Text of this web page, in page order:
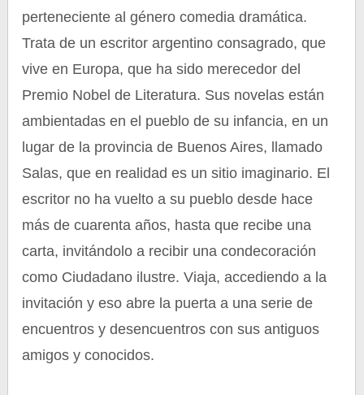
perteneciente al género comedia dramática.
Trata de un escritor argentino consagrado, que
vive en Europa, que ha sido merecedor del
Premio Nobel de Literatura. Sus novelas están
ambientadas en el pueblo de su infancia, en un
lugar de la provincia de Buenos Aires, llamado
Salas, que en realidad es un sitio imaginario. El
escritor no ha vuelto a su pueblo desde hace
más de cuarenta años, hasta que recibe una
carta, invitándolo a recibir una condecoración
como Ciudadano ilustre. Viaja, accediendo a la
invitación y eso abre la puerta a una serie de
encuentros y desencuentros con sus antiguos
amigos y conocidos.